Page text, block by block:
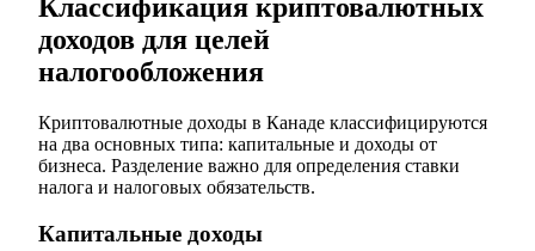
Классификация криптовалютных
доходов для целей
налогообложения
Криптовалютные доходы в Канаде классифицируются
на два основных типа: капитальные и доходы от
бизнеса. Разделение важно для определения ставки
налога и налоговых обязательств.
Капитальные доходы